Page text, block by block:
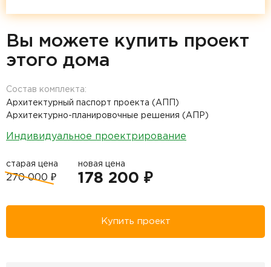
Вы можете купить проект
этого дома
Состав комплекта:
Архитектурный паспорт проекта (АПП)
Архитектурно-планировочные решения (АПР)
Индивидуальное проектрирование
старая цена
270 000 ₽
новая цена
178 200 ₽
Купить проект